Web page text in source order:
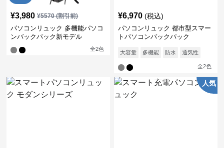
¥3,980 ¥5570(割引前)
パソコンリュック 多機能パソコ
ンバックパック新モデル
全2色
¥6,970 (税込)
パソコンリュック 都市型スマー
トパソコンバックパック
大容量 多機能 防水 通気性
全2色
人気